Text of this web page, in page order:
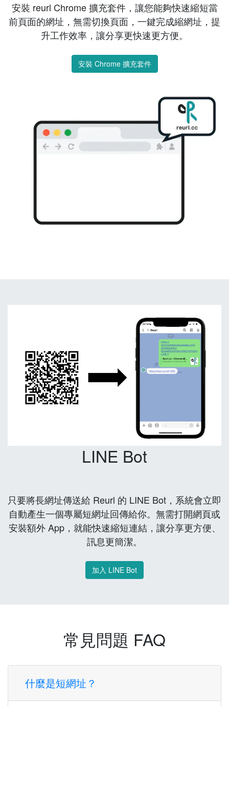
安裝 reurl Chrome 擴充套件，讓您能夠快速縮短當
前頁面的網址，無需切換頁面，一鍵完成縮網址，提
升工作效率，讓分享更快速更方便。
安裝 Chrome 擴充套件
LINE Bot
只要將長網址傳送給 Reurl 的 LINE Bot，系統會立即
自動產生一個專屬短網址回傳給你。無需打開網頁或
安裝額外 App，就能快速縮短連結，讓分享更方便、
訊息更簡潔。
加入 LINE Bot
常見問題 FAQ
什麼是短網址？